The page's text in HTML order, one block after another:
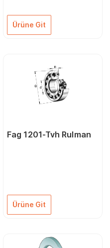
Ürüne Git
Fag 1201-Tvh Rulman
Ürüne Git